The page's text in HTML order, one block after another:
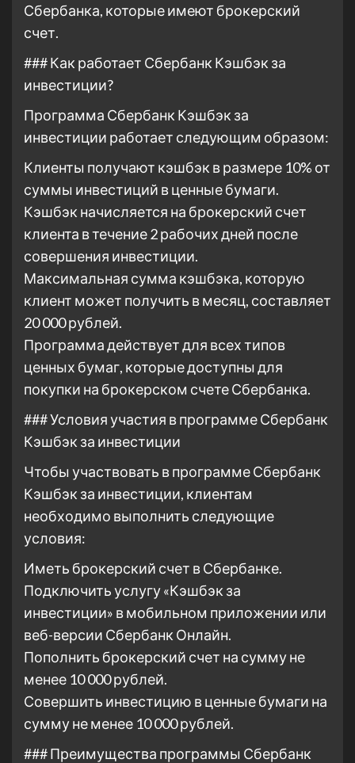
Сбербанка, которые имеют брокерский
счет.
### Как работает Сбербанк Кэшбэк за
инвестиции?
Программа Сбербанк Кэшбэк за
инвестиции работает следующим образом:
Клиенты получают кэшбэк в размере 10% от
суммы инвестиций в ценные бумаги.
Кэшбэк начисляется на брокерский счет
клиента в течение 2 рабочих дней после
совершения инвестиции.
Максимальная сумма кэшбэка, которую
клиент может получить в месяц, составляет
20 000 рублей.
Программа действует для всех типов
ценных бумаг, которые доступны для
покупки на брокерском счете Сбербанка.
### Условия участия в программе Сбербанк
Кэшбэк за инвестиции
Чтобы участвовать в программе Сбербанк
Кэшбэк за инвестиции, клиентам
необходимо выполнить следующие
условия:
Иметь брокерский счет в Сбербанке.
Подключить услугу «Кэшбэк за
инвестиции» в мобильном приложении или
веб-версии Сбербанк Онлайн.
Пополнить брокерский счет на сумму не
менее 10 000 рублей.
Совершить инвестицию в ценные бумаги на
сумму не менее 10 000 рублей.
### Преимущества программы Сбербанк